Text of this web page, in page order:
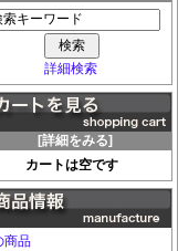
詳細検索
[詳細をみる]
カートは空です
商品